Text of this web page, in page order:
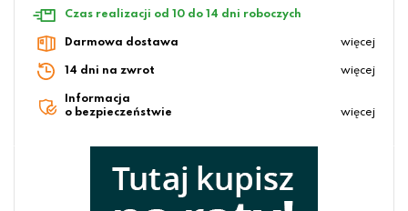
Czas realizacji od 10 do 14 dni roboczych
Darmowa dostawa więcej
14 dni na zwrot więcej
Informacja
o bezpieczeństwie
więcej